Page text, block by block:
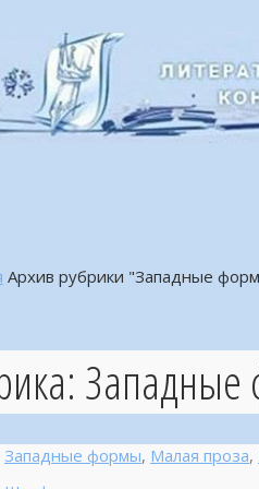
Архив рубрики "Западные
Западные формы, Малая проза,